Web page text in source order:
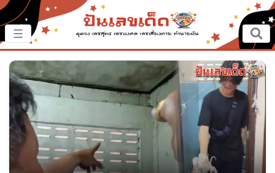
หน้าหลัก
ปันเรื่องเด็ด
ปันแนวทาง
ปันแหล่งเลข
×
☰